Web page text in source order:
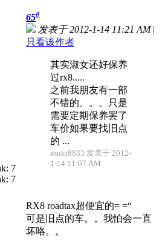
65#
发表于 2012-1-14 11:21 AM |
只看该作者
其实淑女还好保养
过rx8.....
之前我朋友有一部
不错的。。。只是
需要定期保养罢了
车价如果要找旧点
的 ...
asuki8833 发表于 2012-
1-14 11:07 AM
RX8 roadtax超便宜的= =“
可是旧点的车。。我怕会一直
坏咯。。